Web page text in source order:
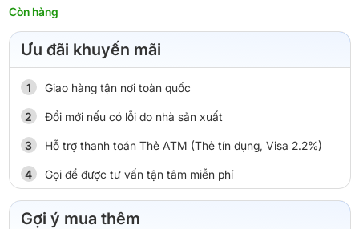
Còn hàng
Ưu đãi khuyến mãi
Giao hàng tận nơi toàn quốc
Đổi mới nếu có lỗi do nhà sản xuất
Hỗ trợ thanh toán Thẻ ATM (Thẻ tín dụng, Visa 2.2%)
Gọi để được tư vấn tận tâm miễn phí
Gợi ý mua thêm